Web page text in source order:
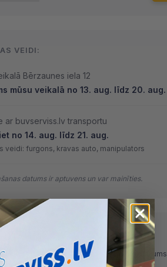
VEIDI:
Bērzaunes iela 12
mūsu veikalā no 13. aug. līdz 20. aug.
ar buvserviss.lv transportu
no 14. aug. līdz 21. aug.
veidi: furgons, kravas auto, manipulators
datums ir aptuvens un var mainīties.
VEIDI:
(arī preci saņemot)
Pārskaitījums
Nomaksa